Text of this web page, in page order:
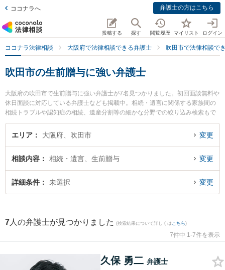
ココナラへ 弁護士の方はこちら
投稿する 探す 閲覧履歴 マイリスト ログイン
ココナラ法律相談 大阪府で法律相談できる弁護士 吹田市で法律相談で
吹田市の生前贈与に強い弁護士
大阪府の吹田市で生前贈与に強い弁護士が7名見つかりました。初回面談無料や
休日面談に対応している弁護士なども掲載中。相続・遺言に関係する家族間の
相続トラブルや認知症の相続、遺産分割等の細かな分野での絞り込み検索もで
き便利です。特にクラルス法律会計事務所の久保 勇二弁護士や吹田総合法律事
務所の木村 栄作弁護士、大永法律事務所の大永 祐希弁護士のプロフィール情報
解決の実績豊富な近くの弁護士を検索したい』『初回相談無料で生前贈与を法
律相談できる吹田市内の弁護士に相談予約したい』などでお困りの相談者さん
におすすめです。
エリア 大阪府、吹田市 変更
相談内容 相続・遺言、生前贈与 変更
詳細条件 未選択 変更
7 人の弁護士が見つかりました (検索結果について詳しくは こちら)
7件中 1-7件を表示
久保 勇二 弁護士